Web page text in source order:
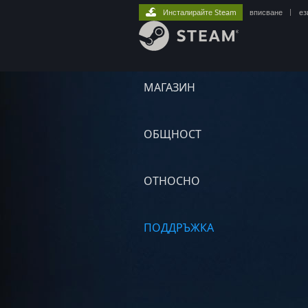
МАГАЗИН
ОБЩНОСТ
ОТНОСНО
ПОДДРЪЖКА
Инсталирайте Steam вписване